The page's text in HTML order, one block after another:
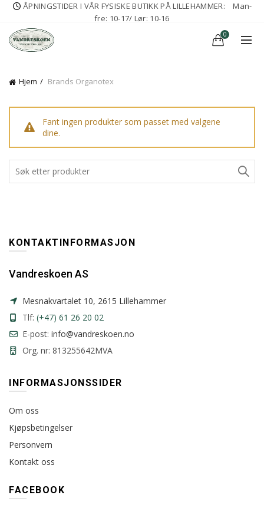
ÅPNINGSTIDER I VÅR FYSISKE BUTIKK PÅ LILLEHAMMER:
Man-
fre: 10-17/ Lør: 10-16
0
Hjem Brands Organotex
Fant ingen produkter som passet med valgene
dine.
KONTAKTINFORMASJON
Vandreskoen AS
Mesnakvartalet 10, 2615 Lillehammer
Tlf: (+47) 61 26 20 02
E-post: info@vandreskoen.no
Org. nr: 813255642MVA
INFORMASJONSSIDER
Om oss
Kjøpsbetingelser
Personvern
Kontakt oss
FACEBOOK